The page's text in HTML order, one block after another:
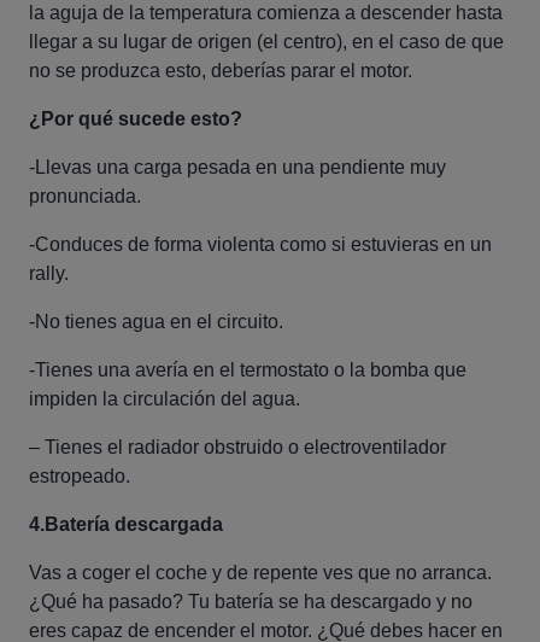
la aguja de la temperatura comienza a descender hasta
llegar a su lugar de origen (el centro), en el caso de que
no se produzca esto, deberías parar el motor.
¿Por qué sucede esto?
-Llevas una carga pesada en una pendiente muy
pronunciada.
-Conduces de forma violenta como si estuvieras en un
rally.
-No tienes agua en el circuito.
-Tienes una avería en el termostato o la bomba que
impiden la circulación del agua.
– Tienes el radiador obstruido o electroventilador
estropeado.
4.Batería descargada
Vas a coger el coche y de repente ves que no arranca.
¿Qué ha pasado? Tu batería se ha descargado y no
eres capaz de encender el motor. ¿Qué debes hacer en